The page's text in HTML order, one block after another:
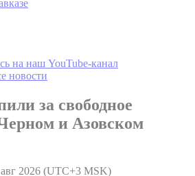
на наш YouTube-канал
новости
за свободное
и Азовском
2026 (UTC+3 MSK)